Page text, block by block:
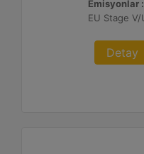
Emisyonlar :
Detay